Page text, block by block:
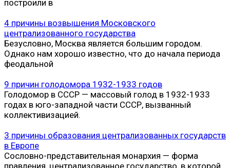
построили в
4 причины возвышения Московского
централизованного государства
Безусловно, Москва является большим городом.
Однако нам хорошо известно, что до начала периода
феодальной
9 причин голодомора 1932-1933 годов
Голодомор в СССР — массовый голод в 1932-1933
годах в юго-западной части СССР, вызванный
коллективизацией.
3 причины образования централизованных государств
в Европе
Сословно-представительная монархия — форма
правления, централизованное государство, в которой